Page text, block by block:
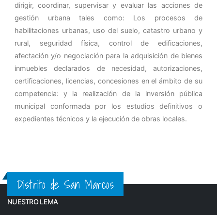
dirigir, coordinar, supervisar y evaluar las acciones de
gestión urbana tales como: Los procesos de
habilitaciones urbanas, uso del suelo, catastro urbano y
rural, seguridad física, control de edificaciones,
afectación y/o negociación para la adquisición de bienes
inmuebles declarados de necesidad, autorizaciones,
certificaciones, licencias, concesiones en el ámbito de su
competencia: y la realización de la inversión pública
municipal conformada por los estudios definitivos o
expedientes técnicos y la ejecución de obras locales.
Distrito de San Marcos
NUESTRO LEMA